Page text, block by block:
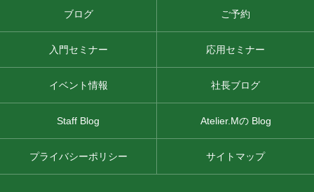
ブログ ご予約
入門セミナー 応用セミナー
イベント情報 社長ブログ
Staff Blog Atelier.Mの Blog
プライバシーポリシー サイトマップ